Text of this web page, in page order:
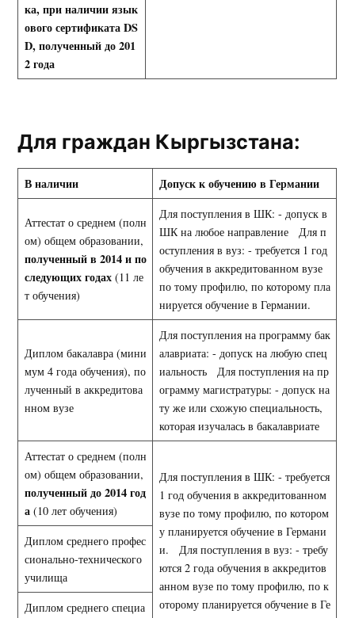
ка, при наличииязык
ового сертификатаDS
D, полученный до 201
2 года
Для граждан Кыргызстана:
В наличии Допуск к обучению в Германии
Аттестат о среднем (полн
ом) общем образовании,
полученный в 2014 и по
следующих годах (11 ле
т обучения)
Для поступления в ШК: - допуск в
ШК на любое направление Для п
оступления в вуз: - требуется 1 год
обучения в аккредитованном вузе
по тому профилю, по которому пла
нируется обучение в Германии.
Диплом бакалавра (мини
мум 4 года обучения), по
лученный в аккредитова
нном вузе
Для поступления на программу бак
алавриата: - допуск на любую спец
иальность Для поступления на пр
ограмму магистратуры: - допуск на
ту же или схожую специальность,
которая изучалась в бакалавриате
Аттестат о среднем (полн
ом) общем образовании,
полученный до 2014 год
а (10 лет обучения)
Для поступления в ШК: - требуется
1 год обучения в аккредитованном
вузе по тому профилю, по котором
у планируется обучение в Германи
и. Для поступления в вуз: - требу
ются 2 года обучения в аккредитов
анном вузе по тому профилю, по к
оторому планируется обучение в Ге
Диплом среднего профес
сионально-технического
училища
Диплом среднего специа